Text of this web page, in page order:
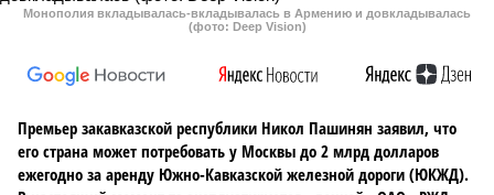
Монополия вкладывалась-вкладывалась в Армению и довкладывалась
(фото: Deep Vision)
Премьер закавказской республики Никол Пашинян заявил, что
его страна может потребовать у Москвы до 2 млрд долларов
ежегодно за аренду Южно-Кавказской железной дороги (ЮКЖД).